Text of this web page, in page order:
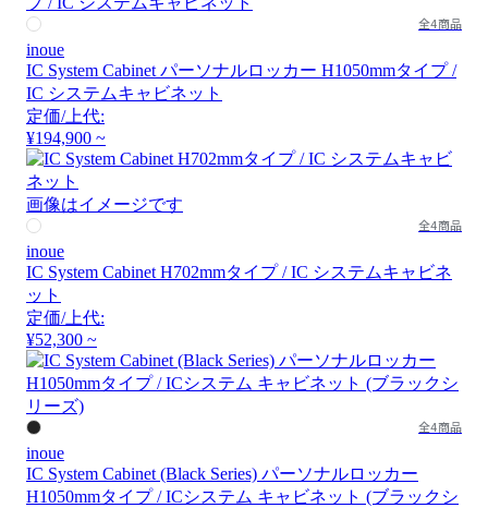
全4商品
inoue
IC System Cabinet パーソナルロッカー H1050mmタイプ /
IC システムキャビネット
定価/上代:
¥194,900 ~
画像はイメージです
全4商品
inoue
IC System Cabinet H702mmタイプ / IC システムキャビネ
ット
定価/上代:
¥52,300 ~
全4商品
inoue
IC System Cabinet (Black Series) パーソナルロッカー
H1050mmタイプ / ICシステム キャビネット (ブラックシ